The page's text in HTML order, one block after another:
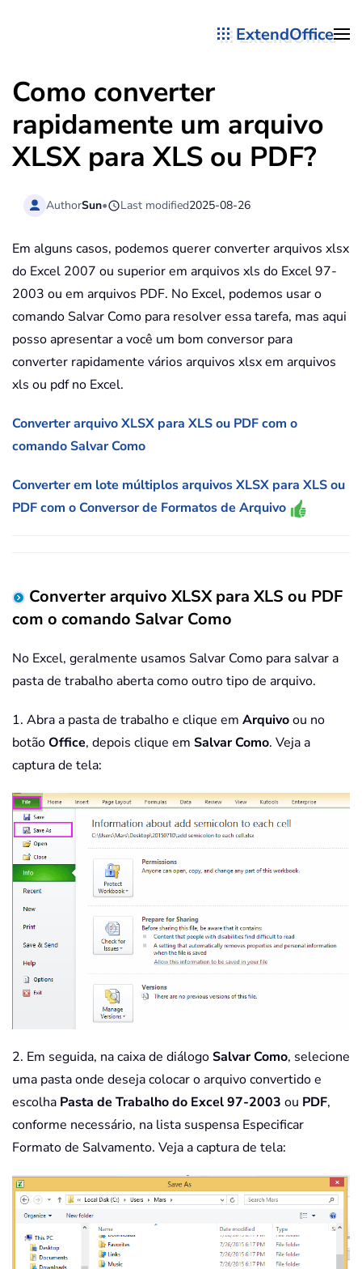
ExtendOffice
Como converter
rapidamente um arquivo
XLSX para XLS ou PDF?
AuthorSun• Last modified2025-08-26
Em alguns casos, podemos querer converter arquivos xlsx
do Excel 2007 ou superior em arquivos xls do Excel 97-
2003 ou em arquivos PDF. No Excel, podemos usar o
comando Salvar Como para resolver essa tarefa, mas aqui
posso apresentar a você um bom conversor para
converter rapidamente vários arquivos xlsx em arquivos
xls ou pdf no Excel.
Converter arquivo XLSX para XLS ou PDF com o
comando Salvar Como
Converter em lote múltiplos arquivos XLSX para XLS ou
PDF com o Conversor de Formatos de Arquivo
Converter arquivo XLSX para XLS ou PDF
com o comando Salvar Como
No Excel, geralmente usamos Salvar Como para salvar a
pasta de trabalho aberta como outro tipo de arquivo.
1. Abra a pasta de trabalho e clique em Arquivoou no
botãoOffice, depois clique em Salvar Como. Veja a
captura de tela:
2. Em seguida, na caixa de diálogoSalvar Como, selecione
uma pasta onde deseja colocar o arquivo convertido e
escolha Pasta de Trabalho do Excel 97-2003 ou PDF,
conforme necessário, na lista suspensa Especificar
Formato de Salvamento. Veja a captura de tela: